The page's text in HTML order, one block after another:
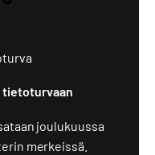
tietoturvaan
joulukuussa
merkeissä.